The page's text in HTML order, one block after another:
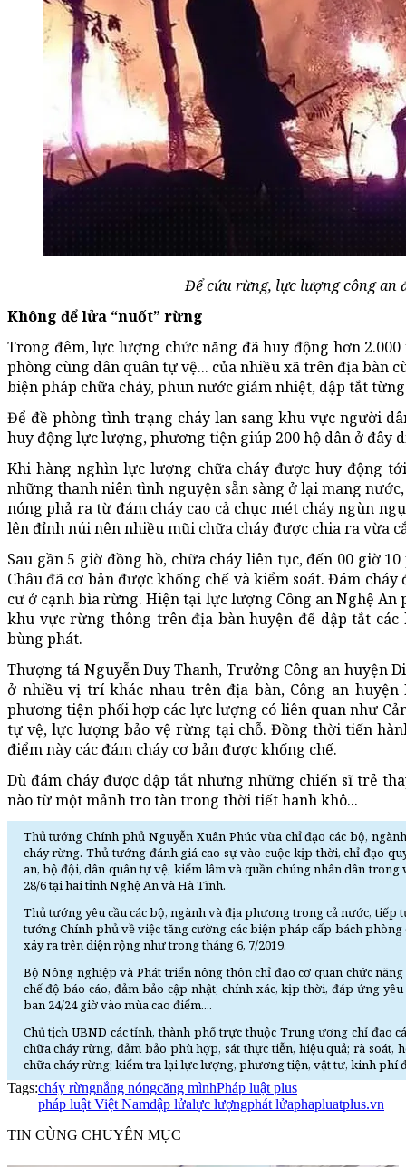
Để cứu rừng, lực lượng công an
Không để lửa “nuốt” rừng
Trong đêm, lực lượng chức năng đã huy động hơn
phòng cùng dân quân tự vệ... của nhiều xã trên địa bàn
biện pháp chữa cháy, phun nước giảm nhiệt, dập tắt
Để đề phòng tình trạng cháy lan sang khu vực người
huy động lực lượng, phương tiện giúp 200 hộ dân ở đây
Khi hàng nghìn lực lượng chữa cháy được huy động
những thanh niên tình nguyện sẵn sàng ở lại mang
nóng phả ra từ đám cháy cao cả chục mét cháy ngùn
lên đỉnh núi nên nhiều mũi chữa cháy được chia ra vừa
Sau gần 5 giờ đồng hồ, chữa cháy liên tục, đến 00 giờ
Châu đã cơ bản được khống chế và kiểm soát. Đám
cư ở cạnh bìa rừng. Hiện tại lực lượng Công an Nghệ
khu vực rừng thông trên địa bàn huyện để dập tắt
bùng phát.
Thượng tá Nguyễn Duy Thanh, Trưởng Công an huyện
ở nhiều vị trí khác nhau trên địa bàn, Công an huyện
phương tiện phối hợp các lực lượng có liên quan như
tự vệ, lực lượng bảo vệ rừng tại chỗ. Đồng thời tiến
điểm này các đám cháy cơ bản được khống chế.
Dù đám cháy được dập tắt nhưng những chiến sĩ trẻ
nào từ một mảnh tro tàn trong thời tiết hanh khô...
Thủ tướng Chính phủ Nguyễn Xuân Phúc vừa chỉ đạo các bộ,
cháy rừng. Thủ tướng đánh giá cao sự vào cuộc kịp thời, chỉ đạo
an, bộ đội, dân quân tự vệ, kiểm lâm và quần chúng nhân dân
28/6 tại hai tỉnh Nghệ An và Hà Tĩnh.
Thủ tướng yêu cầu các bộ, ngành và địa phương trong cả nước, tiếp
tướng Chính phủ về việc tăng cường các biện pháp cấp bách
xảy ra trên diện rộng như trong tháng 6, 7/2019.
Bộ Nông nghiệp và Phát triển nông thôn chỉ đạo cơ quan chức
chế độ báo cáo, đảm bảo cập nhật, chính xác, kịp thời, đáp ứng
ban 24/24 giờ vào mùa cao điểm....
Chủ tịch UBND các tỉnh, thành phố trực thuộc Trung ương chỉ đạo
chữa cháy rừng, đảm bảo phù hợp, sát thực tiễn, hiệu quả; rà
chữa cháy rừng; kiểm tra lại lực lượng, phương tiện, vật tư, kinh phí
Tags:cháy rừngnắng nóngcăng mìnhPháp luật plus
pháp luật Việt Namdập lửalực lượngphát lửaphapluatplus.vn
TIN CÙNG CHUYÊN MỤC